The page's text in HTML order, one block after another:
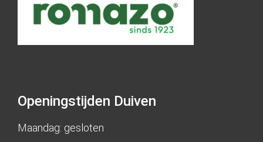
Openingstijden Duiven
Maandag: gesloten